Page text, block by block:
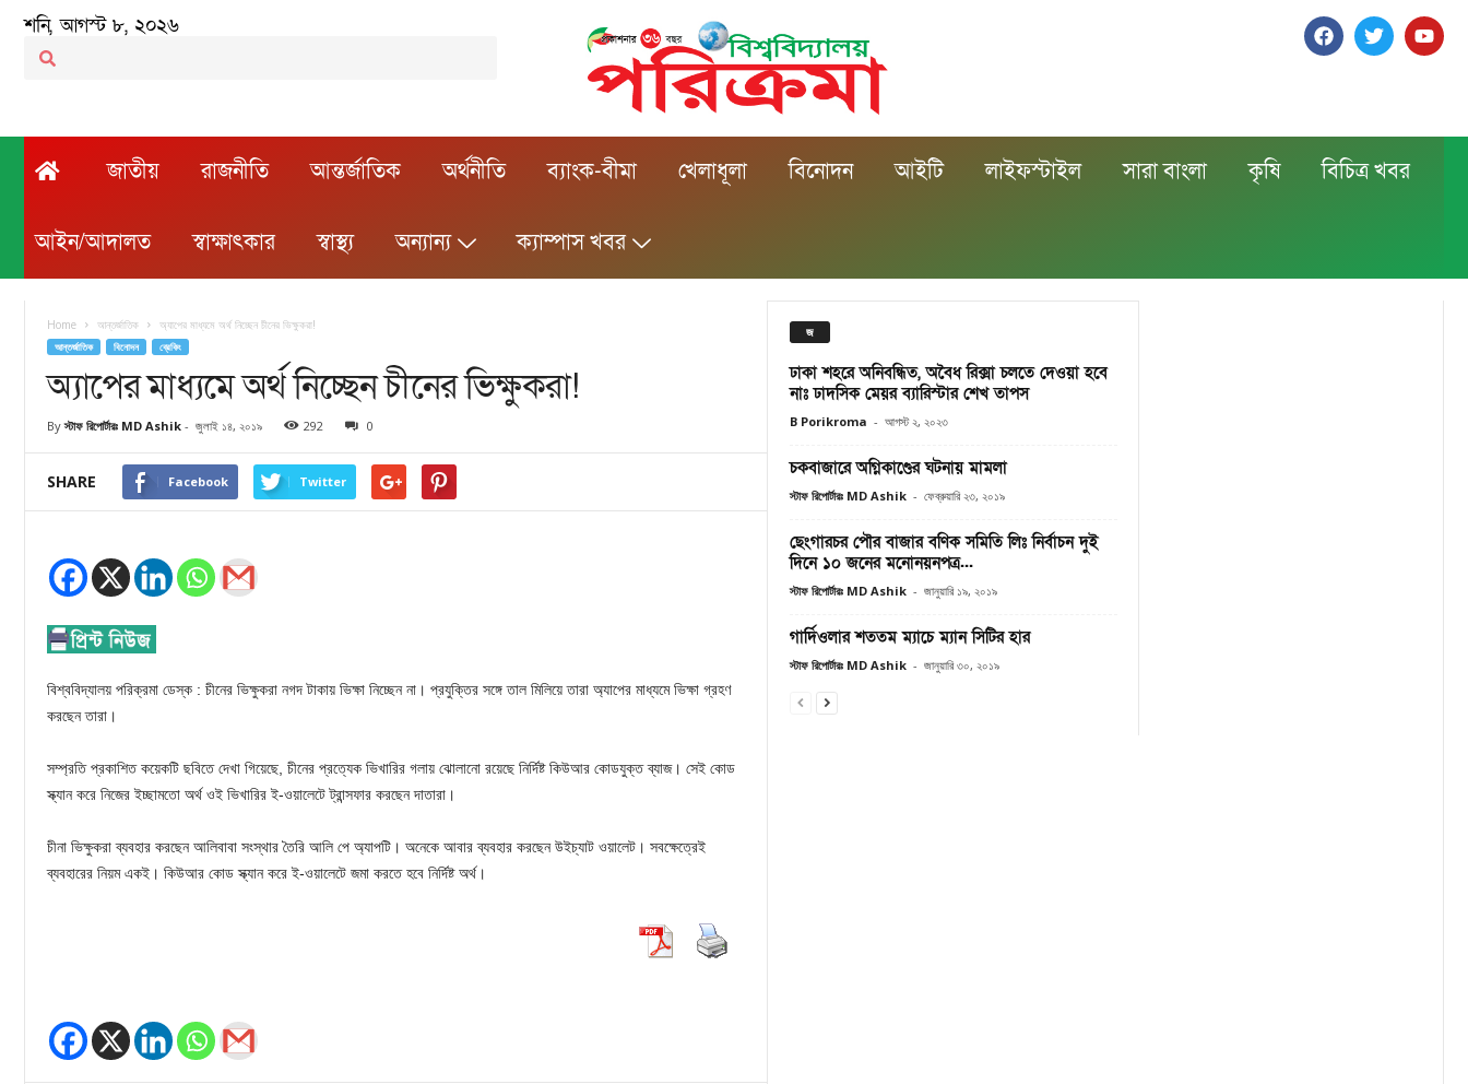
শনি, আগস্ট ৮, ২০২৬
জাতীয় রাজনীতি আন্তর্জাতিক অর্থনীতি ব্যাংক-বীমা খেলাধূলা বিনোদন আইটি লাইফস্টাইল সারা বাংলা কৃষি বিচিত্র খবর
আইন/আদালত স্বাক্ষাৎকার স্বাস্থ্য অন্যান্য ক্যাম্পাস খবর
Home আন্তর্জাতিক অ্যাপের মাধ্যমে অর্থ নিচ্ছেন চীনের ভিক্ষুকরা!
আন্তর্জাতিক বিনোদন ব্রেকিং
অ্যাপের মাধ্যমে অর্থ নিচ্ছেন চীনের ভিক্ষুকরা!
By স্টাফ রিপোর্টারঃ MD Ashik - জুলাই ১৪, ২০১৯ 292 0
SHARE Facebook Twitter
বিশ্ববিদ্যালয় পরিক্রমা ডেস্ক : চীনের ভিক্ষুকরা নগদ টাকায় ভিক্ষা নিচ্ছেন না। প্রযুক্তির সঙ্গে তাল মিলিয়ে তারা অ্যাপের মাধ্যমে ভিক্ষা গ্রহণ
করছেন তারা।
সম্প্রতি প্রকাশিত কয়েকটি ছবিতে দেখা গিয়েছে, চীনের প্রত্যেক ভিখারির গলায় ঝোলানো রয়েছে নির্দিষ্ট কিউআর কোডযুক্ত ব্যাজ। সেই কোড
স্ক্যান করে নিজের ইচ্ছামতো অর্থ ওই ভিখারির ই-ওয়ালেটে ট্রান্সফার করছেন দাতারা।
চীনা ভিক্ষুকরা ব্যবহার করছেন আলিবাবা সংস্থার তৈরি আলি পে অ্যাপটি। অনেকে আবার ব্যবহার করছেন উইচ্যাট ওয়ালেট। সবক্ষেত্রেই
ব্যবহারের নিয়ম একই। কিউআর কোড স্ক্যান করে ই-ওয়ালেটে জমা করতে হবে নির্দিষ্ট অর্থ।
জ
ঢাকা শহরে অনিবন্ধিত, অবৈধ রিক্সা চলতে দেওয়া হবে
নাঃ ঢাদসিক মেয়র ব্যারিস্টার শেখ তাপস
B Porikroma - আগস্ট ২, ২০২৩
চকবাজারে অগ্নিকাণ্ডের ঘটনায় মামলা
স্টাফ রিপোর্টারঃ MD Ashik - ফেব্রুয়ারি ২৩, ২০১৯
ছেংগারচর পৌর বাজার বণিক সমিতি লিঃ নির্বাচন দুই
দিনে ১০ জনের মনোনয়নপত্র...
স্টাফ রিপোর্টারঃ MD Ashik - জানুয়ারি ১৯, ২০১৯
গার্দিওলার শততম ম্যাচে ম্যান সিটির হার
স্টাফ রিপোর্টারঃ MD Ashik - জানুয়ারি ৩০, ২০১৯